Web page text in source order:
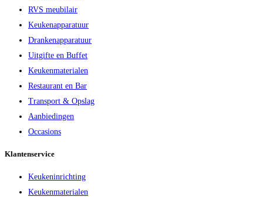
RVS meubilair
Keukenapparatuur
Drankenapparatuur
Uitgifte en Buffet
Keukenmaterialen
Restaurant en Bar
Transport & Opslag
Aanbiedingen
Occasions
Klantenservice
Keukeninrichting
Keukenmaterialen